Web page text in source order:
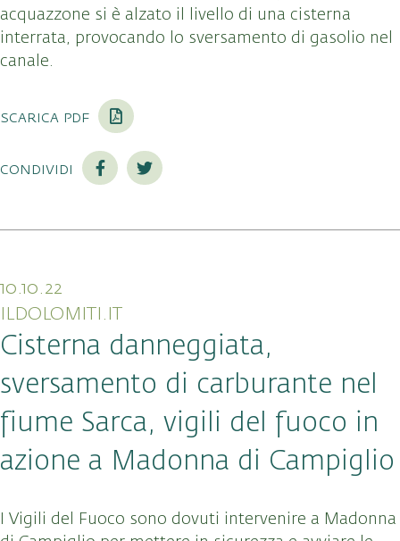
acquazzone si è alzato il livello di una cisterna
interrata, provocando lo sversamento di gasolio nel
canale.
scarica pdf
condividi
10.10.22
ILDOLOMITI.IT
Cisterna danneggiata,
sversamento di carburante nel
fiume Sarca, vigili del fuoco in
azione a Madonna di Campiglio
I Vigili del Fuoco sono dovuti intervenire a Madonna